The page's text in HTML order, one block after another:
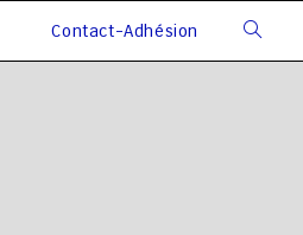
Contact-Adhésion